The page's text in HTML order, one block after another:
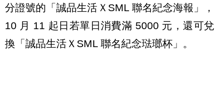
分證號的「誠品生活ＸSML 聯名紀念海報」，
10 月 11 起日若單日消費滿 5000 元，還可兌
換「誠品生活ＸSML 聯名紀念琺瑯杯」。